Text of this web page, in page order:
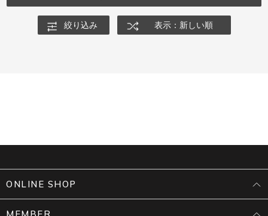
絞り込み 表示：新しい順
ONLINE SHOP